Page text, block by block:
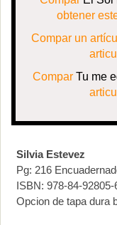
obtener
Compar un
Compar Tu me
Silvia Estevez
Pg: 216
ISBN: 978-84-92805-
Opcion de tapa dura